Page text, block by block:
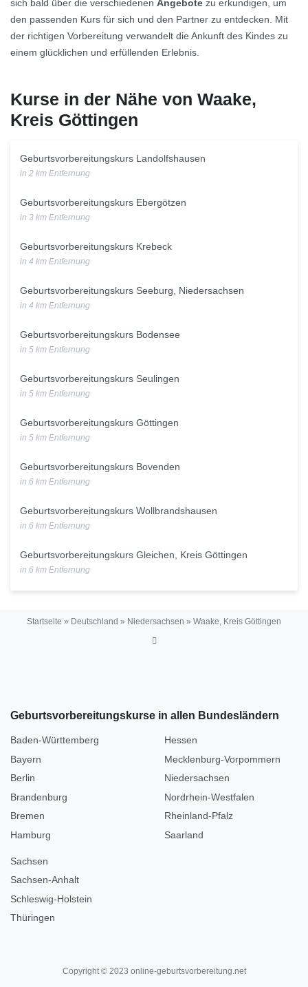
sich bald über die verschiedenen Angebote zu erkundigen, um
den passenden Kurs für sich und den Partner zu entdecken. Mit
der richtigen Vorbereitung verwandelt die Ankunft des Kindes zu
einem glücklichen und erfüllenden Erlebnis.
Kurse in der Nähe von Waake,
Kreis Göttingen
Geburtsvorbereitungskurs Landolfshausen
in 2 km Entfernung
Geburtsvorbereitungskurs Ebergötzen
in 3 km Entfernung
Geburtsvorbereitungskurs Krebeck
in 4 km Entfernung
Geburtsvorbereitungskurs Seeburg, Niedersachsen
in 4 km Entfernung
Geburtsvorbereitungskurs Bodensee
in 5 km Entfernung
Geburtsvorbereitungskurs Seulingen
in 5 km Entfernung
Geburtsvorbereitungskurs Göttingen
in 5 km Entfernung
Geburtsvorbereitungskurs Bovenden
in 6 km Entfernung
Geburtsvorbereitungskurs Wollbrandshausen
in 6 km Entfernung
Geburtsvorbereitungskurs Gleichen, Kreis Göttingen
in 6 km Entfernung
Startseite » Deutschland » Niedersachsen » Waake, Kreis Göttingen
Geburtsvorbereitungskurse in allen Bundesländern
Baden-Württemberg
Bayern
Berlin
Brandenburg
Bremen
Hamburg
Hessen
Mecklenburg-Vorpommern
Niedersachsen
Nordrhein-Westfalen
Rheinland-Pfalz
Saarland
Sachsen
Sachsen-Anhalt
Schleswig-Holstein
Thüringen
Copyright © 2023 online-geburtsvorbereitung.net